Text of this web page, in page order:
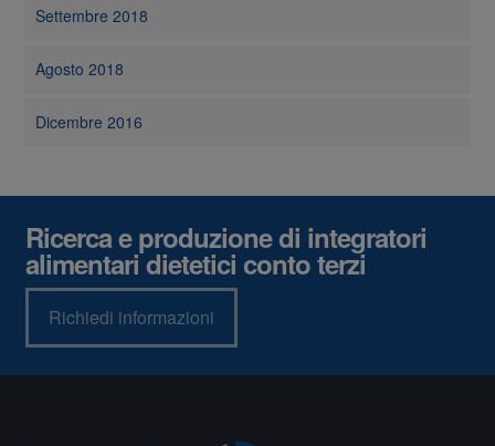
Settembre 2018
Agosto 2018
Dicembre 2016
Ricerca e produzione di integratori
alimentari dietetici conto terzi
Richiedi informazioni